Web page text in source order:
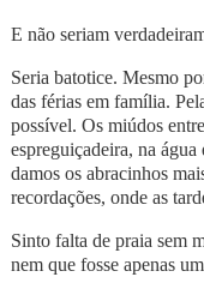
E não seriam
Seria batotice. Mesmo
das férias em família.
possível. Os miúdos
espreguiçadeira, na
damos os abracinhos
recordações, onde as
Sinto falta de praia sem
nem que fosse apenas